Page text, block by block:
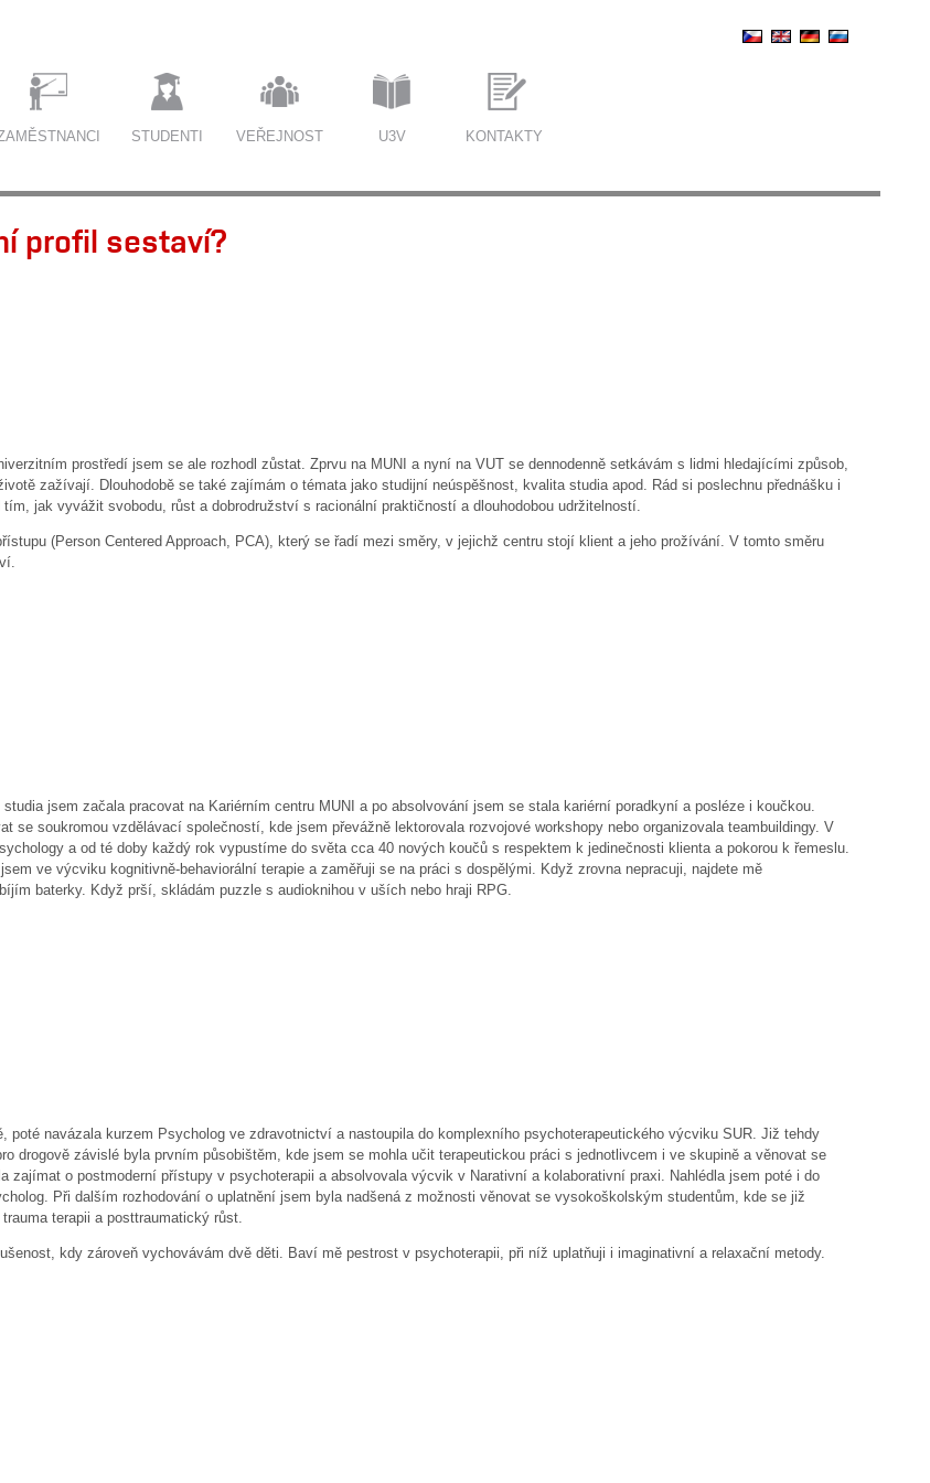
STUDENTI VEŘEJNOST U3V KONTAKTY
profil sestaví?
prostředí jsem se ale rozhodl zůstat. Zprvu na MUNI a nyní na VUT se dennodenně setkávám s lidmi hledajícími způsob,
zažívají. Dlouhodobě se také zajímám o témata jako studijní neúspěšnost, kvalita studia apod. Rád si poslechnu přednášku i
jak vyvážit svobodu, růst a dobrodružství s racionální praktičností a dlouhodobou udržitelností.
(Person Centered Approach, PCA), který se řadí mezi směry, v jejichž centru stojí klient a jeho prožívání. V tomto směru
jsem začala pracovat na Kariérním centru MUNI a po absolvování jsem se stala kariérní poradkyní a posléze i koučkou.
se soukromou vzdělávací společností, kde jsem převážně lektorovala rozvojové workshopy nebo organizovala teambuildingy. V
a od té doby každý rok vypustíme do světa cca 40 nových koučů s respektem k jedinečnosti klienta a pokorou k řemeslu.
ve výcviku kognitivně-behaviorální terapie a zaměřuji se na práci s dospělými. Když zrovna nepracuji, najdete mě
baterky. Když prší, skládám puzzle s audioknihou v uších nebo hraji RPG.
navázala kurzem Psycholog ve zdravotnictví a nastoupila do komplexního psychoterapeutického výcviku SUR. Již tehdy
drogově závislé byla prvním působištěm, kde jsem se mohla učit terapeutickou práci s jednotlivcem i ve skupině a věnovat se
o postmoderní přístupy v psychoterapii a absolvovala výcvik v Narativní a kolaborativní praxi. Nahlédla jsem poté i do
Při dalším rozhodování o uplatnění jsem byla nadšená z možnosti věnovat se vysokoškolským studentům, kde se již
terapii a posttraumatický růst.
kdy zároveň vychovávám dvě děti. Baví mě pestrost v psychoterapii, při níž uplatňuji i imaginativní a relaxační metody.